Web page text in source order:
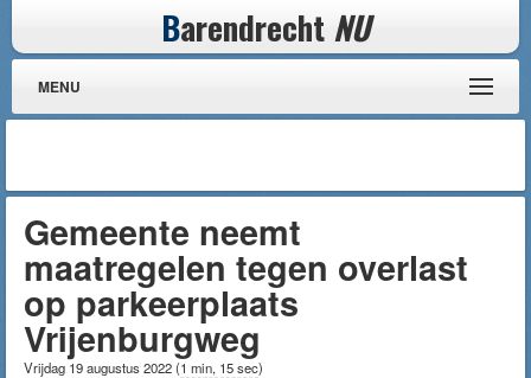
Barendrecht NU
MENU
Gemeente neemt
maatregelen tegen overlast
op parkeerplaats
Vrijenburgweg
Vrijdag 19 augustus 2022(1 min, 15 sec)